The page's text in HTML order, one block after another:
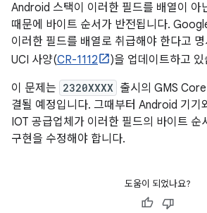
Android 스택이 이러한 필드를 배열이 아
때문에 바이트 순서가 반전됩니다.
이러한 필드를 배열로 취급해야 한다고
UCI 사양(CR-1112
)을 업데이트하고 있
이 문제는 2320XXXX 출시의 GMS
결될 예정입니다. 그때부터 Android 기기
IOT 공급업체가 이러한 필드의 바이트 순
구현을 수정해야 합니다.
도움이 되었나요?